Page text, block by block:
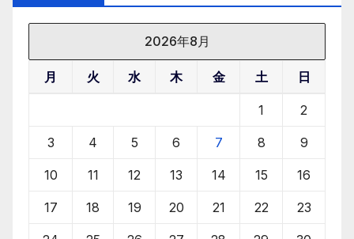
2026年8月
月 火 水 木 金 土 日
1 2
3 4 5 6 7 8 9
10 11 12 13 14 15 16
17 18 19 20 21 22 23